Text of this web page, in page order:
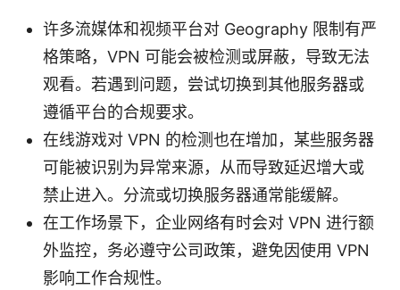
许多流媒体和视频平台对 Geography 限制有严
格策略，VPN 可能会被检测或屏蔽，导致无法
观看。若遇到问题，尝试切换到其他服务器或
遵循平台的合规要求。
在线游戏对 VPN 的检测也在增加，某些服务器
可能被识别为异常来源，从而导致延迟增大或
禁止进入。分流或切换服务器通常能缓解。
在工作场景下，企业网络有时会对 VPN 进行额
外监控，务必遵守公司政策，避免因使用 VPN
影响工作合规性。